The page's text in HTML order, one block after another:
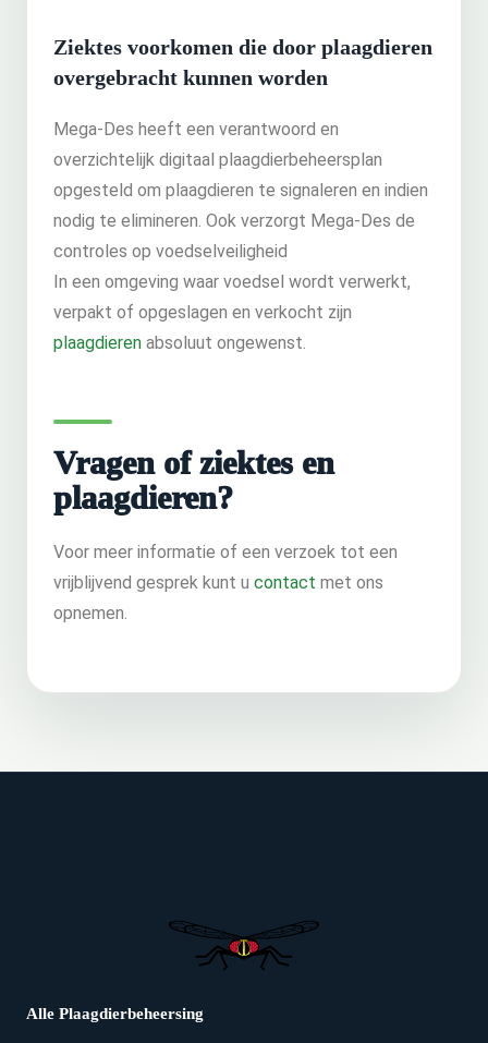
Ziektes voorkomen die door plaagdieren
overgebracht kunnen worden
Mega-Des heeft een verantwoord en
overzichtelijk digitaal plaagdierbeheersplan
opgesteld om plaagdieren te signaleren en indien
nodig te elimineren. Ook verzorgt Mega-Des de
controles op voedselveiligheid
In een omgeving waar voedsel wordt verwerkt,
verpakt of opgeslagen en verkocht zijn
plaagdieren absoluut ongewenst.
Vragen of ziektes en
plaagdieren?
Voor meer informatie of een verzoek tot een
vrijblijvend gesprek kunt u contact met ons
opnemen.
Alle Plaagdierbeheersing